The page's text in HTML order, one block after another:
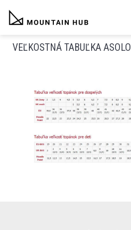
VEĽKOSTNÁ TABUĽKA ASOLO